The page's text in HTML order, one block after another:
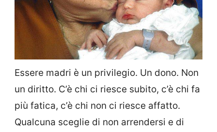
Essere madri è un privilegio. Un dono. Non
un diritto. C’è chi ci riesce subito, c’è chi fa
più fatica, c’è chi non ci riesce affatto.
Qualcuna sceglie di non arrendersi e di